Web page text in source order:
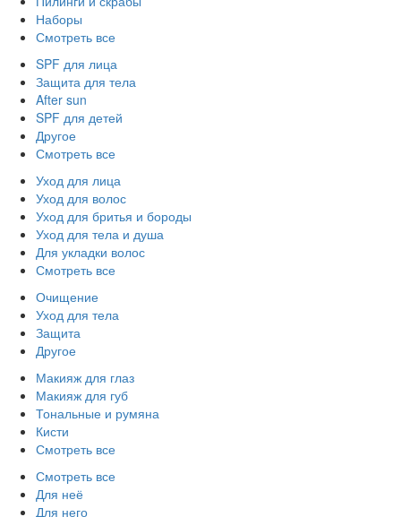
Наборы
Смотреть все
SPF для лица
Защита для тела
After sun
SPF для детей
Другое
Смотреть все
Уход для лица
Уход для волос
Уход для бритья и бороды
Уход для тела и душа
Для укладки волос
Смотреть все
Очищение
Уход для тела
Защита
Другое
Макияж для глаз
Макияж для губ
Тональные и румяна
Кисти
Смотреть все
Смотреть все
Для неё
Для него